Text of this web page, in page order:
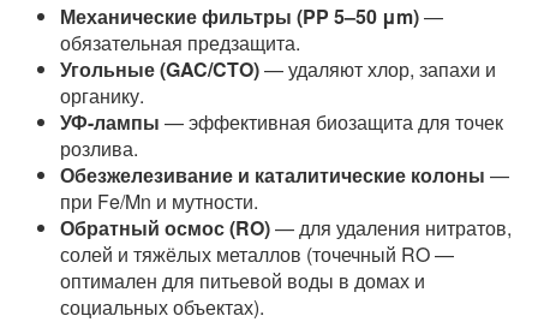
Механические фильтры (PP 5–50 μm)—
обязательная предзащита.
Угольные (GAC/CTO)— удаляют хлор, запахи и
органику.
УФ-лампы — эффективная биозащита для точек
розлива.
Обезжелезивание и каталитические колоны —
при Fe/Mn и мутности.
Обратный осмос (RO)— для удаления нитратов,
солей и тяжёлых металлов (точечный RO —
оптимален для питьевой воды в домах и
социальных объектах).